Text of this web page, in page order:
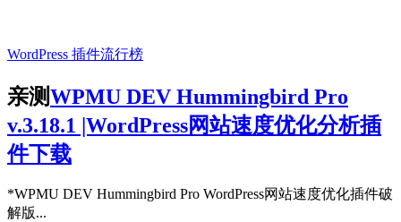
WordPress 插件流行榜
亲测WPMU DEV Hummingbird Pro
v.3.18.1 |WordPress网站速度优化分析插
件下载
*WPMU DEV Hummingbird Pro WordPress网站速度优化插件破
解版...